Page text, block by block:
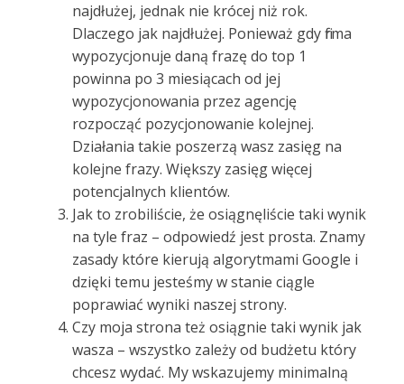
najdłużej, jednak nie krócej niż rok.
Dlaczego jak najdłużej. Ponieważ gdy firma
wypozycjonuje daną frazę do top 1
powinna po 3 miesiącach od jej
wypozycjonowania przez agencję
rozpocząć pozycjonowanie kolejnej.
Działania takie poszerzą wasz zasięg na
kolejne frazy. Większy zasięg więcej
potencjalnych klientów.
Jak to zrobiliście, że osiągnęliście taki wynik
na tyle fraz – odpowiedź jest prosta. Znamy
zasady które kierują algorytmami Google i
dzięki temu jesteśmy w stanie ciągle
poprawiać wyniki naszej strony.
Czy moja strona też osiągnie taki wynik jak
wasza – wszystko zależy od budżetu który
chcesz wydać. My wskazujemy minimalną